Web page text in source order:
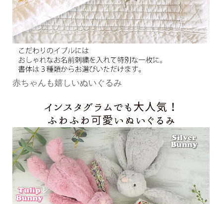
赤ちゃんも嬉しいぬいぐるみ